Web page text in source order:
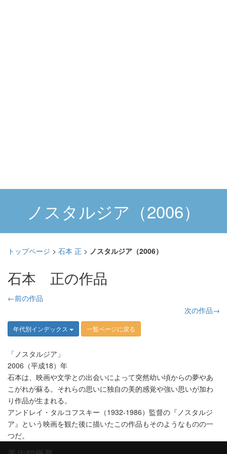
ノスタルジア（2006）
トップページ > 石本 正 > ノスタルジア（2006）
石本 正の作品
←前の作品
次の作品→
年代別インデックス 一覧ページに戻る
「ノスタルジア」
2006（平成18）年
石本は、映画や文学との出会いによって突然幼い頃からの夢やあ
こがれが蘇る。それらの思いに独自の美的感覚や強い思いが加わ
り作品が生まれる。
アンドレイ・タルコフスキー（1932-1986）監督の『ノスタルジ
ア』という映画を観た後に描いたこの作品もそのようなものの一
つだ。